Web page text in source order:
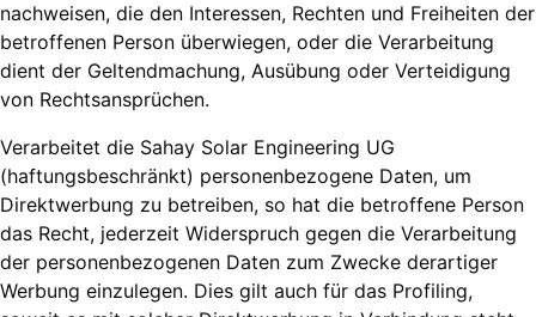
nachweisen, die den Interessen, Rechten und Freiheiten der
betroffenen Person überwiegen, oder die Verarbeitung
dient der Geltendmachung, Ausübung oder Verteidigung
von Rechtsansprüchen.
Verarbeitet die Sahay Solar Engineering UG
(haftungsbeschränkt) personenbezogene Daten, um
Direktwerbung zu betreiben, so hat die betroffene Person
das Recht, jederzeit Widerspruch gegen die Verarbeitung
der personenbezogenen Daten zum Zwecke derartiger
Werbung einzulegen. Dies gilt auch für das Profiling,